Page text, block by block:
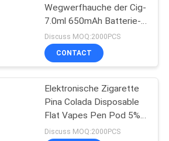
Wegwerfhauche der Cig-
7.0ml 650mAh Batterie-
2000
Discuss MOQ:2000PCS
CONTACT
Elektronische Zigarette
Pina Colada Disposable
Flat Vapes Pen Pod 5%
Nikotin-500mah
Discuss MOQ:2000PCS